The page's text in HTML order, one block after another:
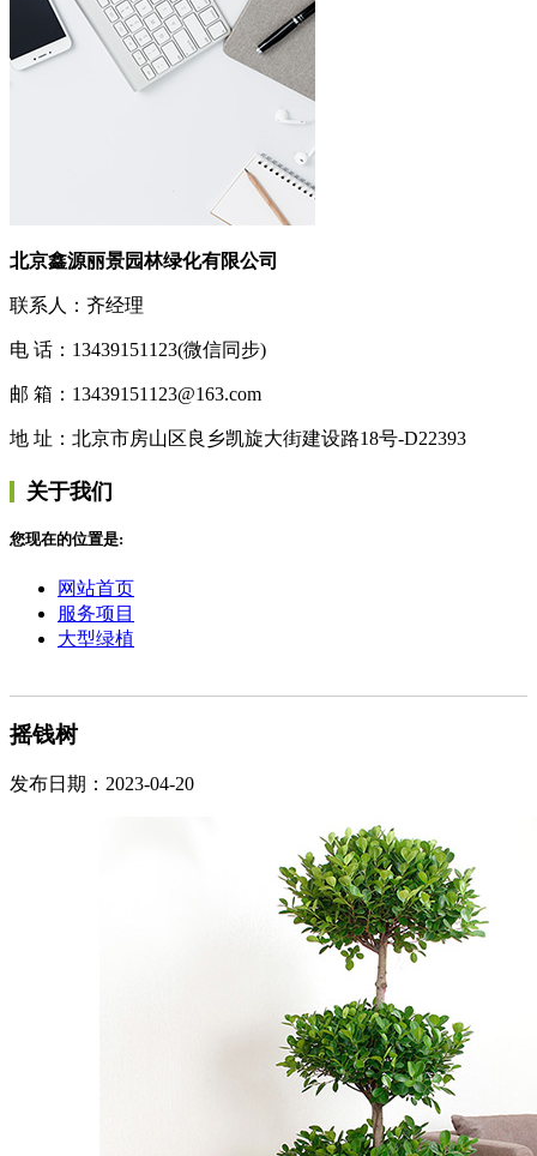
北京鑫源丽景园林绿化有限公司
联系人：齐经理
电 话：13439151123(微信同步)
邮 箱：13439151123@163.com
地 址：北京市房山区良乡凯旋大街建设路18号-D22393
关于我们
您现在的位置是:
网站首页
服务项目
大型绿植
摇钱树
发布日期：2023-04-20